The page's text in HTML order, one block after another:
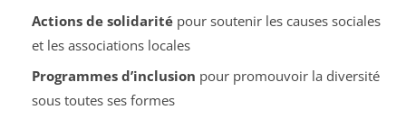
Actions de solidaritépour soutenir les causes sociales
et les associations locales
Programmes d’inclusion pour promouvoir la diversité
sous toutes ses formes